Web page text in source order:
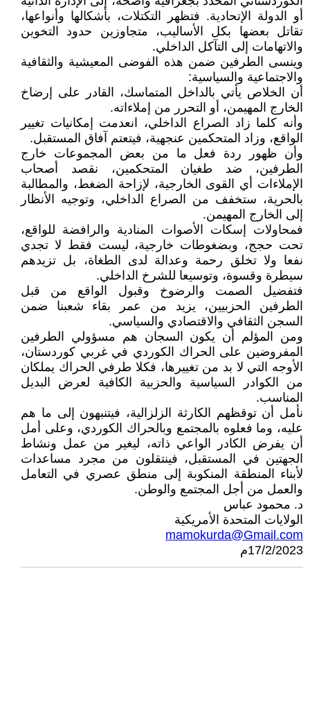
أو الدولة الإتحادية. فتظهر التكتلات، بأشكالها وأنواعها،
تقاتل بعضها بكل الأساليب، متجاوزين حدود التخوين
والاتهامات إلى التآكل الداخلي.
وينسى الطرفين ضمن هذه الفوضى المعيشية والثقافية
والاجتماعية والسياسية:
أن الخلاص يأتي بالداخل المتماسك، القادر على إرضاخ
الخارج المهيمن، أو التحرر من إملاءاته.
وأنه كلما زاد الصراع الداخلي، انعدمت إمكانيات تغيير
الواقع، وزاد المتحكمين عنجهية، فيتعتم آفاق المستقبل.
وأن ظهور ردة فعل ما من بعض المجموعات خارج
الطرفين، ضد طغيان المتحكمين، نقصد أصحاب
الإملاءات أي القوى الخارجية، لإزاحة الضغط، والمطالبة
بالحرية، ستخفف من الصراع الداخلي، وتوجيه الأنظار
إلى الخارج المهيمن.
فمحاولات إسكات الأصوات المنادية والرافضة للواقع،
تحت حجج، وبضغوطات خارجية، ليست فقط لا تجدي
نفعا ولا تخلق رحمة وعدالة لدى الطغاة، بل تزيدهم
سيطرة وقسوة، وتوسيعا للشرخ الداخلي.
فتفضيل الصمت والرضوخ وقبول الواقع من قبل
الطرفين الحزبيين، يزيد من عمر بقاء شعبنا ضمن
السجن الثقافي والاقتصادي والسياسي.
ومن المؤلم أن يكون السجان هم مسؤولي الطرفين
المفروضين على الحراك الكوردي في غربي كوردستان،
الأوجه التي لا بد من تغييرها، فكلا طرفي الحراك يملكان
من الكوادر السياسية والحزبية الكافية لعرض البديل
المناسب.
نأمل أن توقظهم الكارثة الزلزالية، فيتنبهون إلى ما هم
عليه، وما فعلوه بالمجتمع وبالحراك الكوردي، وعلى أمل
أن يفرض الكادر الواعي ذاته، ليغير من عمل ونشاط
الجهتين في المستقبل، فينتقلون من مجرد مساعدات
لأبناء المنطقة المنكوبة إلى منطق عصري في التعامل
والعمل من أجل المجتمع والوطن.
د. محمود عباس
الولايات المتحدة الأمريكية
mamokurda@Gmail.com
17/2/2023م